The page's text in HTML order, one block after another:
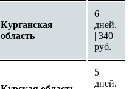
Курганская
область
6
дней.
| 340
руб.
5
дней.